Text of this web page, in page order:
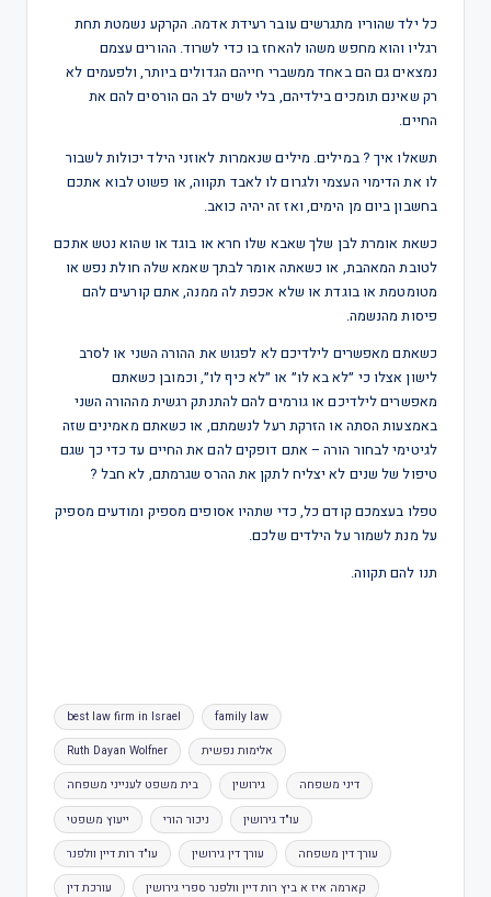
כל ילד שהוריו מתגרשים עובר רעידת אדמה. הקרקע נשמטת תחת
רגליו והוא מחפש משהו להאחז בו כדי לשרוד. ההורים עצמם
נמצאים גם הם באחד ממשברי חייהם הגדולים ביותר, ולפעמים לא
רק שאינם תומכים בילדיהם, בלי לשים לב הם הורסים להם את
החיים.
תשאלו איך ? במילים. מילים שנאמרות לאוזני הילד יכולות לשבור
לו את הדימוי העצמי ולגרום לו לאבד תקווה, או פשוט לבוא אתכם
בחשבון ביום מן הימים, ואז זה יהיה כואב.
כשאת אומרת לבן שלך שאבא שלו חרא או בוגד או שהוא נטש אתכם
לטובת המאהבת, או כשאתה אומר לבתך שאמא שלה חולת נפש או
מטומטמת או בוגדת או שלא אכפת לה ממנה, אתם קורעים להם
פיסות מהנשמה.
כשאתם מאפשרים לילדיכם לא לפגוש את ההורה השני או לסרב
לישון אצלו כי ״לא בא לו״ או ״לא כיף לו״, וכמובן כשאתם
מאפשרים לילדיכם או גורמים להם להתנתק רגשית מההורה השני
באמצעות הסתה או הזרקת רעל לנשמתם, או כשאתם מאמינים שזה
לגיטימי לבחור הורה – אתם דופקים להם את החיים עד כדי כך שגם
טיפול של שנים לא יצליח לתקן את ההרס שגרמתם, לא חבל ?
טפלו בעצמכם קודם כל, כדי שתהיו אסופים מספיק ומודעים מספיק
על מנת לשמור על הילדים שלכם.
תנו להם תקווה.
best law firm in Israel family law
Ruth Dayan Wolfner אלימות נפשית
בית משפט לענייני משפחה גירושין דיני משפחה
ייעוץ משפטי ניכור הורי עו"ד גירושין
עו"ד רות דיין וולפנר עורך דין גירושין עורך דין משפחה
עורכת דין קארמה איז א ביץ רות דיין וולפנר ספרי גירושין